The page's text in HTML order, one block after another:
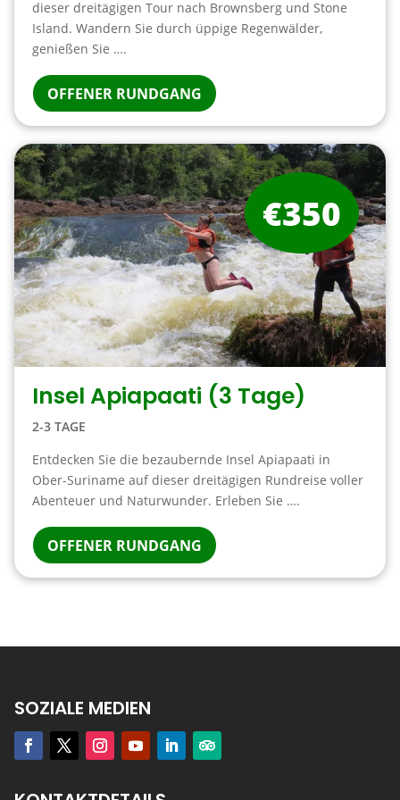
dieser dreitägigen Tour nach Brownsberg und Stone
Island. Wandern Sie durch üppige Regenwälder,
genießen Sie ….
OFFENER RUNDGANG
Insel Apiapaati (3 Tage)
2-3 TAGE
Entdecken Sie die bezaubernde Insel Apiapaati in
Ober-Suriname auf dieser dreitägigen Rundreise voller
Abenteuer und Naturwunder. Erleben Sie ….
OFFENER RUNDGANG
€350
SOZIALE MEDIEN